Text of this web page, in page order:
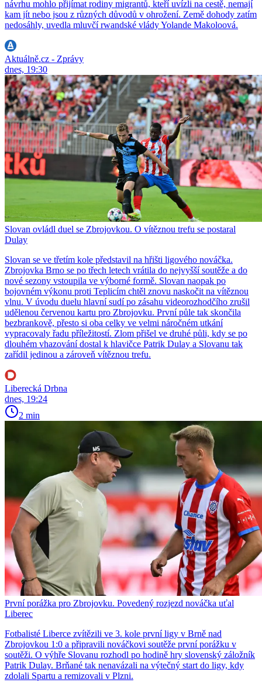
návrhu mohlo přijímat rodiny migrantů, kteří uvízli na cestě, nemají
kam jít nebo jsou z různých důvodů v ohrožení. Země dohody zatím
nedosáhly, uvedla mluvčí rwandské vlády Yolande Makoloová.
Aktuálně.cz - Zprávy
dnes, 19:30
Slovan ovládl duel se Zbrojovkou. O vítěznou trefu se postaral
Dulay
Slovan se ve třetím kole představil na hřišti ligového nováčka.
Zbrojovka Brno se po třech letech vrátila do nejvyšší soutěže a do
nové sezony vstoupila ve výborné formě. Slovan naopak po
bojovném výkonu proti Teplicím chtěl znovu naskočit na vítěznou
vlnu. V úvodu duelu hlavní sudí po zásahu videorozhodčího zrušil
udělenou červenou kartu pro Zbrojovku. První půle tak skončila
bezbrankově, přesto si oba celky ve velmi náročném utkání
vypracovaly řadu příležitostí. Zlom přišel ve druhé půli, kdy se po
dlouhém vhazování dostal k hlavičce Patrik Dulay a Slovanu tak
zařídil jedinou a zároveň vítěznou trefu.
Liberecká Drbna
dnes, 19:24
2 min
První porážka pro Zbrojovku. Povedený rozjezd nováčka uťal
Liberec
Fotbalisté Liberce zvítězili ve 3. kole první ligy v Brně nad
Zbrojovkou 1:0 a připravili nováčkovi soutěže první porážku v
soutěži. O výhře Slovanu rozhodl po hodině hry slovenský záložník
Patrik Dulay. Brňané tak nenavázali na výtečný start do ligy, kdy
zdolali Spartu a remizovali v Plzni.